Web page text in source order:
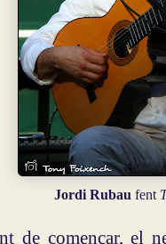
Jordi Rubau fent
de començar, el